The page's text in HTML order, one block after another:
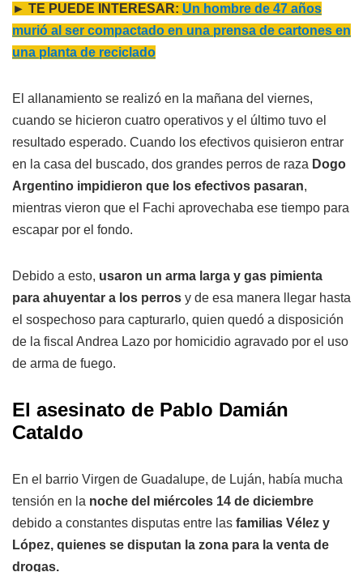
► TE PUEDE INTERESAR: Un hombre de 47 años
murió al ser compactado en una prensa de cartones en
una planta de reciclado
El allanamiento se realizó en la mañana del viernes,
cuando se hicieron cuatro operativos y el último tuvo el
resultado esperado. Cuando los efectivos quisieron entrar
en la casa del buscado, dos grandes perros de raza Dogo
Argentino impidieron que los efectivos pasaran,
mientras vieron que el Fachi aprovechaba ese tiempo para
escapar por el fondo.
Debido a esto, usaron un arma larga y gas pimienta
para ahuyentar a los perros y de esa manera llegar hasta
el sospechoso para capturarlo, quien quedó a disposición
de la fiscal Andrea Lazo por homicidio agravado por el uso
de arma de fuego.
El asesinato de Pablo Damián
Cataldo
En el barrio Virgen de Guadalupe, de Luján, había mucha
tensión en la noche del miércoles 14 de diciembre
debido a constantes disputas entre las familias Vélez y
López, quienes se disputan la zona para la venta de
drogas.